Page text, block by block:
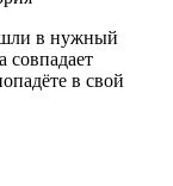
в нужный
совпадает
в свой